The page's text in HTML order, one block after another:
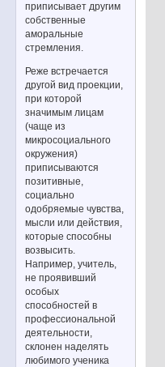
приписывает другим
собственные
аморальные
стремления.
Реже встречается
другой вид проекции,
при которой
значимым лицам
(чаще из
микросоциального
окружения)
приписываются
позитивные,
социально
одобряемые чувства,
мысли или действия,
которые способны
возвысить.
Например, учитель,
не проявивший
особых
способностей в
профессиональной
деятельности,
склонен наделять
любимого ученика